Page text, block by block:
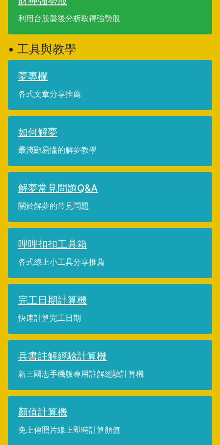
利用台股盤後分析取得強勢股
• 工具與教學
夢專欄
各式文章分享推薦
如何解夢
最淺顯易懂的解夢教學
解夢常見問題Q&A
關於解夢的常見問題
哩哩扣扣工具箱
各式線上小工具分享推薦
完工日期計算機
快速計算完工日期
兵書註解經驗計算機
新三國志手機版專用註解經驗計算機
顏值計算機
免上傳照片線上即時計算顏值